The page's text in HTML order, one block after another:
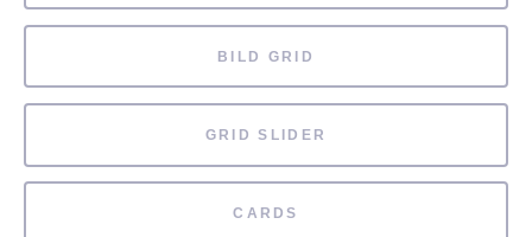
BILD GRID
GRID SLIDER
CARDS